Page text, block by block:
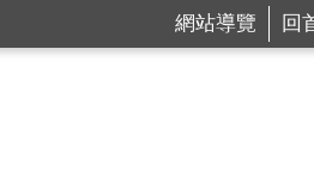
網站導覽 回